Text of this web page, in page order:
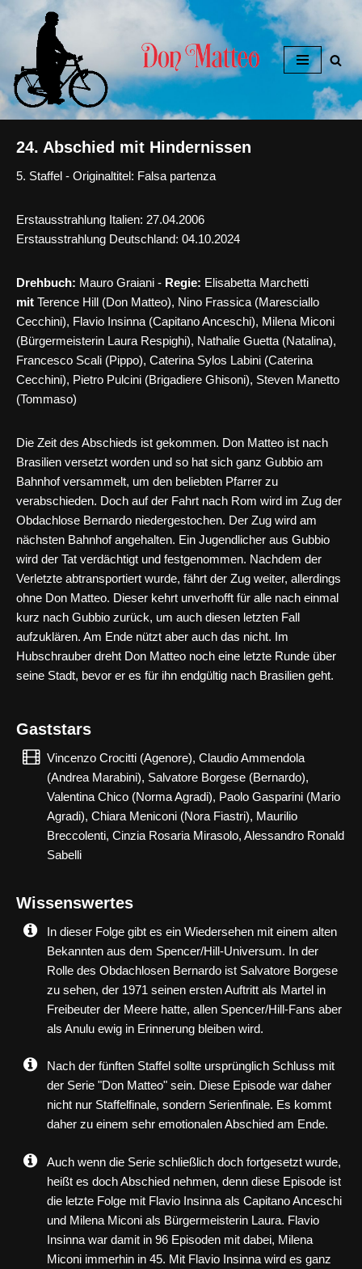
springen
24. Abschied mit Hindernissen
5. Staffel - Originaltitel: Falsa partenza
Erstausstrahlung Italien: 27.04.2006
Erstausstrahlung Deutschland: 04.10.2024
Drehbuch: Mauro Graiani - Regie: Elisabetta Marchetti
mit Terence Hill (Don Matteo), Nino Frassica (Maresciallo
Cecchini), Flavio Insinna (Capitano Anceschi), Milena Miconi
(Bürgermeisterin Laura Respighi), Nathalie Guetta (Natalina),
Francesco Scali (Pippo), Caterina Sylos Labini (Caterina
Cecchini), Pietro Pulcini (Brigadiere Ghisoni), Steven Manetto
(Tommaso)
Die Zeit des Abschieds ist gekommen. Don Matteo ist nach
Brasilien versetzt worden und so hat sich ganz Gubbio am
Bahnhof versammelt, um den beliebten Pfarrer zu
verabschieden. Doch auf der Fahrt nach Rom wird im Zug der
Obdachlose Bernardo niedergestochen. Der Zug wird am
nächsten Bahnhof angehalten. Ein Jugendlicher aus Gubbio
wird der Tat verdächtigt und festgenommen. Nachdem der
Verletzte abtransportiert wurde, fährt der Zug weiter, allerdings
ohne Don Matteo. Dieser kehrt unverhofft für alle nach einmal
kurz nach Gubbio zurück, um auch diesen letzten Fall
aufzuklären. Am Ende nützt aber auch das nicht. Im
Hubschrauber dreht Don Matteo noch eine letzte Runde über
seine Stadt, bevor er es für ihn endgültig nach Brasilien geht.
Gaststars
Vincenzo Crocitti (Agenore), Claudio Ammendola
(Andrea Marabini), Salvatore Borgese (Bernardo),
Valentina Chico (Norma Agradi), Paolo Gasparini (Mario
Agradi), Chiara Meniconi (Nora Fiastri), Maurilio
Breccolenti, Cinzia Rosaria Mirasolo, Alessandro Ronald
Sabelli
Wissenswertes
In dieser Folge gibt es ein Wiedersehen mit einem alten
Bekannten aus dem Spencer/Hill-Universum. In der
Rolle des Obdachlosen Bernardo ist Salvatore Borgese
zu sehen, der 1971 seinen ersten Auftritt als Martel in
Freibeuter der Meere hatte, allen Spencer/Hill-Fans aber
als Anulu ewig in Erinnerung bleiben wird.
Nach der fünften Staffel sollte ursprünglich Schluss mit
der Serie "Don Matteo" sein. Diese Episode war daher
nicht nur Staffelfinale, sondern Serienfinale. Es kommt
daher zu einem sehr emotionalen Abschied am Ende.
Auch wenn die Serie schließlich doch fortgesetzt wurde,
heißt es doch Abschied nehmen, denn diese Episode ist
die letzte Folge mit Flavio Insinna als Capitano Anceschi
und Milena Miconi als Bürgermeisterin Laura. Flavio
Insinna war damit in 96 Episoden mit dabei, Milena
Miconi immerhin in 45. Mit Flavio Insinna wird es ganz